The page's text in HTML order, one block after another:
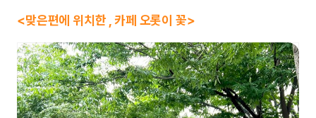
<맞은편에 위치한 , 카페 오롯이 꽃>